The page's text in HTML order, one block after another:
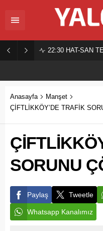
22:30 HAT-SAN
Anasayfa
Manşet
ÇİFTLİKKÖY’DE TRAFİK
SORUNU
Paylaş Tweetle
Whatsapp Kanalımız